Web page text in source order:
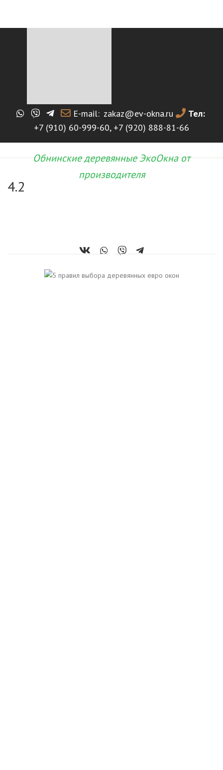
E-mail: zakaz@ev-okna.ru
Тел:
+7 (910) 60-999-60, +7 (920) 888-81-66
Обнинские деревянные ЭкоОкна от
производителя
4.2